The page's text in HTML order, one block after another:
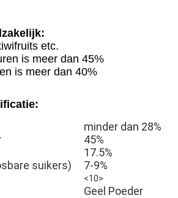
etc.
is meer dan 45%
is meer dan 40%
minder dan 28%
45%
17.5%
suikers)
7-9%
<10>
Geel Poeder